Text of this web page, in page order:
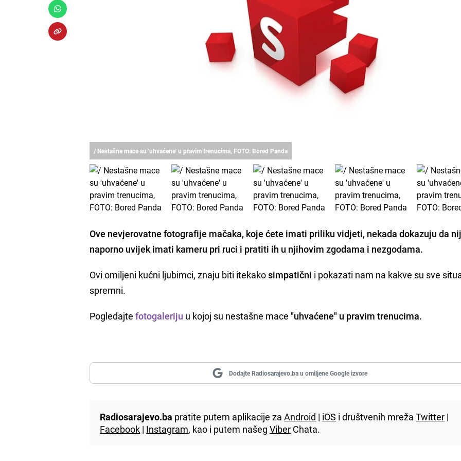
/ Nestašne mace su 'uhvaćene' u pravim trenucima, FOTO: Bored Panda
Ove nevjerovatne fotografije mačaka, koje ćete imati priliku vidjeti, nekada dokazuju da
naporno uvijek imati kameru pri ruci i pratiti ih u njihovim zgodama i nezgodama.
Ovi omiljeni kućni ljubimci, znaju biti itekakosimpatični i pokazati nam na kakve su sve
spremni.
Pogledajtefotogaleriju u kojoj su nestašne mace"uhvaćene" u pravim trenucima.
Dodajte Radiosarajevo.ba u omiljene Google izvore
Radiosarajevo.ba pratite putem aplikacije zaAndroid | iOS i društvenih mrežaTwitter |
Facebook | Instagram, kao i putem našegViber Chata.